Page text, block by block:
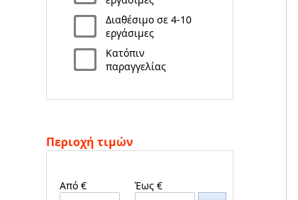
Διαθέσιμο σε 4-10
εργάσιμες
Κατόπιν
παραγγελίας
Περιοχή τιμών
Από € Έως €